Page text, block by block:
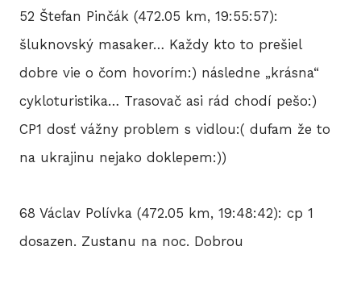
52 Štefan Pinčák (472.05 km, 19:55:57):
šluknovský masaker… Každy kto to prešiel
dobre vie o čom hovorím:) následne „krásna“
cykloturistika… Trasovač asi rád chodí pešo:)
CP1 dosť vážny problem s vidlou:( dufam že to
na ukrajinu nejako doklepem:))
68 Václav Polívka (472.05 km, 19:48:42): cp 1
dosazen. Zustanu na noc. Dobrou